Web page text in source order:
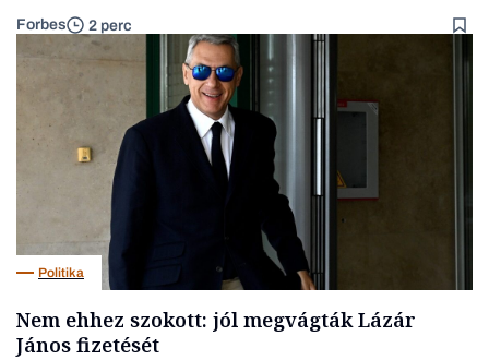
Forbes 2 perc
Politika
Nem ehhez szokott: jól megvágták Lázár
János fizetését